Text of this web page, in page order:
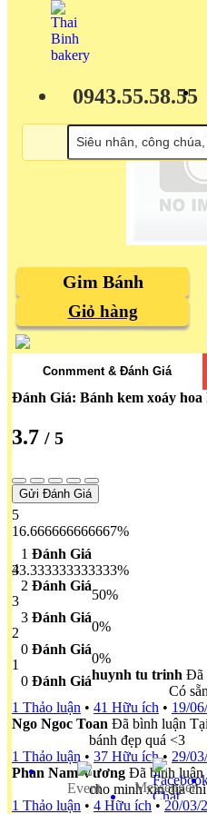
0943.55.58.55
Gim Bánh
Giỏ hàng
Conmment & Đánh Giá
Đánh Giá: Bánh kem xoáy hoa
3.7 / 5
Gửi Đánh Giá
5
16.666666666667%
1 Đánh Giá
4
33.333333333333%
2 Đánh Giá
3
50%
3 Đánh Giá
2
0%
0 Đánh Giá
1
0%
0 Đánh Giáhuynh tu trinh Đã
Có
1 Thảo luận • 41 Hữu ích • 19/
Ngo Ngoc Toan Đã bình luận
bánh đẹp quá <3
1 Thảo luận • 37 Hữu ích• 29/
Phan Nam Vương Đã bình
cho minh xin dia chi
1 Thảo luận • 4 Hữu ích • 20/03/
Event Messenger